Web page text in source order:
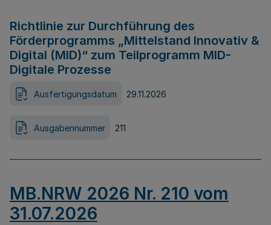
Richtlinie zur Durchführung des
Förderprogramms „Mittelstand Innovativ &
Digital (MID)“ zum Teilprogramm MID-
Digitale Prozesse
Ausfertigungsdatum 29.11.2026
Ausgabennummer 211
MB.NRW 2026 Nr. 210 vom
31.07.2026